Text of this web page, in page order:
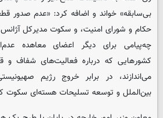
بی‌سابقه» خواند و اضافه کرد: «عدم صدور
حکام و شورای امنیت، و سکوت مدیرکل
چه‌پیامی برای دیگر اعضای معاهده
کشورهایی که درباره فعالیت‌های شفاف و
می‌اندازند، در برابر خروج رژیم
بین‌الملل و توسعه تسلیحات هسته‌ای سکوت